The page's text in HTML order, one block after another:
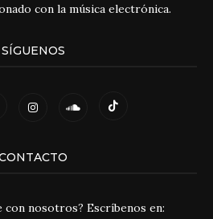
con la música electrónica.
SÍGUENOS
nosotros? Escríbenos en: